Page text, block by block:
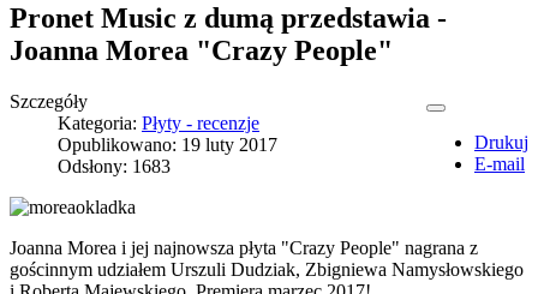
Pronet Music z dumą przedstawia -
Joanna Morea "Crazy People"
Drukuj
E-mail
Szczegóły
Kategoria: Płyty - recenzje
Opublikowano: 19 luty 2017
Odsłony: 1683
Joanna Morea i jej najnowsza płyta "Crazy People" nagrana z
gościnnym udziałem Urszuli Dudziak, Zbigniewa Namysłowskiego